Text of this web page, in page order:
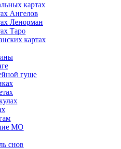
картах
Ангелов
Ленорман
Таро
картах
гуще
МО
снов